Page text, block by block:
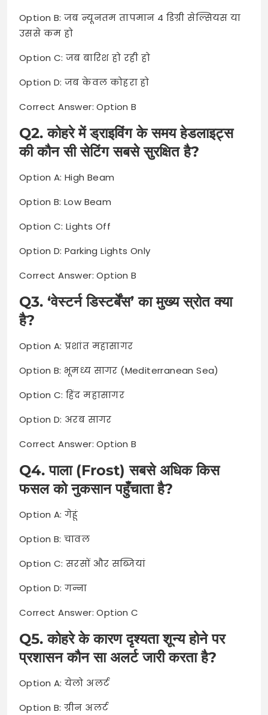
Option B: जब न्यूनतम तापमान 4 डिग्री सेल्सियस या
उससे कम हो
Option C: जब बारिश हो रही हो
Option D: जब केवल कोहरा हो
Correct Answer: Option B
Q2. कोहरे में ड्राइविंग के समय हेडलाइट्स
की कौन सी सेटिंग सबसे सुरक्षित है?
Option A: High Beam
Option B: Low Beam
Option C: Lights Off
Option D: Parking Lights Only
Correct Answer: Option B
Q3. ‘वेस्टर्न डिस्टर्बेंस’ का मुख्य स्रोत क्या
है?
Option A: प्रशांत महासागर
Option B: भूमध्य सागर (Mediterranean Sea)
Option C: हिंद महासागर
Option D: अरब सागर
Correct Answer: Option B
Q4. पाला (Frost) सबसे अधिक किस
फसल को नुकसान पहुँचाता है?
Option A: गेहूं
Option B: चावल
Option C: सरसों और सब्जियां
Option D: गन्ना
Correct Answer: Option C
Q5. कोहरे के कारण दृश्यता शून्य होने पर
प्रशासन कौन सा अलर्ट जारी करता है?
Option A: येलो अलर्ट
Option B: ग्रीन अलर्ट